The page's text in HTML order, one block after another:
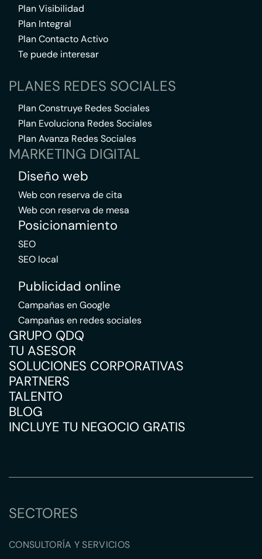
Plan Visibilidad
Plan Integral
Plan Contacto Activo
Te puede interesar
PLANES REDES SOCIALES
Plan Construye Redes Sociales
Plan Evoluciona Redes Sociales
Plan Avanza Redes Sociales
MARKETING DIGITAL
Diseño web
Web con reserva de cita
Web con reserva de mesa
Posicionamiento
SEO
SEO local
Publicidad online
Campañas en Google
Campañas en redes sociales
GRUPO QDQ
TU ASESOR
SOLUCIONES CORPORATIVAS
PARTNERS
TALENTO
BLOG
INCLUYE TU NEGOCIO GRATIS
SECTORES
CONSULTORÍA Y SERVICIOS